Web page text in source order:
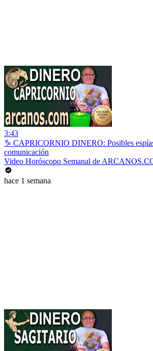
3:43
♑ CAPRICORNIO DINERO: Posibles
comunicación
Video Horóscopo Semanal de
hace 1 semana